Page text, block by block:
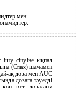
мен
ішу сіңуіне ықпал
(Сmах) шамамен
ақ доза мен АUС
дозаға тәуелді
көп рет дозалану